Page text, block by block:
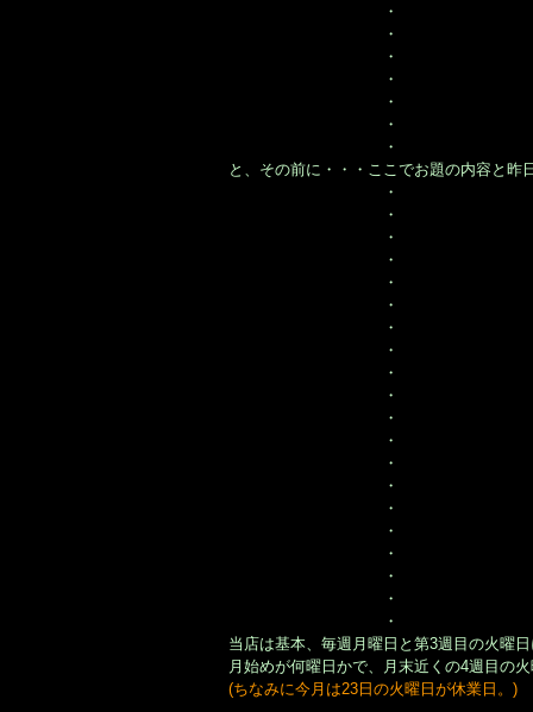
・
・
・
・
・
・
・
と、その前に・・・ここでお題の内容と昨
・
・
・
・
・
・
・
・
・
・
・
・
・
・
・
・
・
・
・
・
当店は基本、毎週月曜日と第3週目の火曜
月始めが何曜日かで、月末近くの4週目の
(ちなみに今月は23日の火曜日が休業日。)